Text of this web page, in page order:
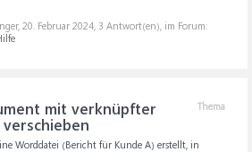
20. Februar 2024, 3 Antwort(en), im Forum:
Thema
mit verknüpfter
verschieben
Worddatei (Bericht für Kunde A) erstellt, in